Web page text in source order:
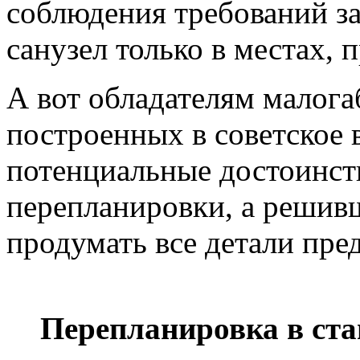
соблюдения требований
санузел только в
А вот обладателям
построенных в советское
потенциальные
перепланировки, а
продумать все детали
Перепланировка в